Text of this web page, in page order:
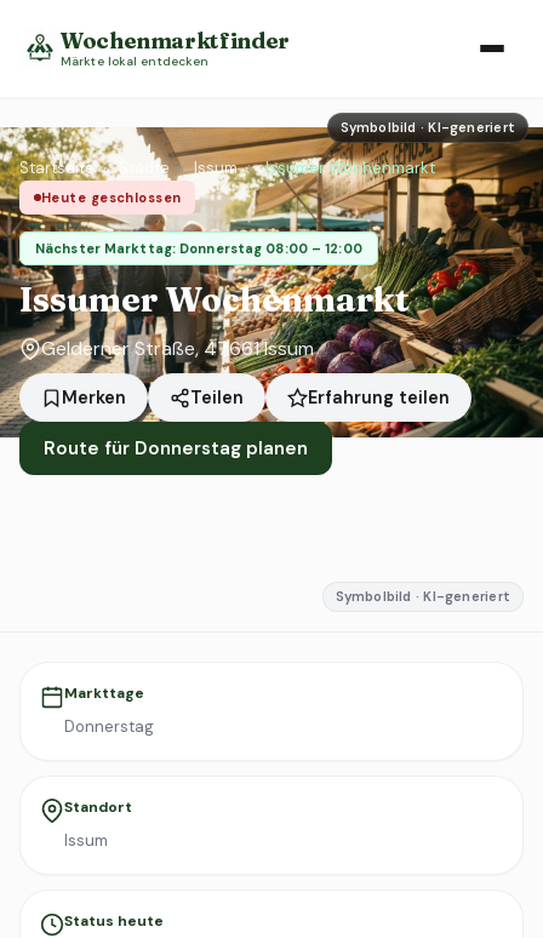
Wochenmarktfinder
Märkte lokal entdecken
Symbolbild · KI-generiert
Startseite › Städte › Issum › Issumer Wochenmarkt
Heute geschlossen
Nächster Markttag: Donnerstag 08:00 – 12:00
Issumer Wochenmarkt
Gelderner Straße, 47661 Issum
Merken Teilen Erfahrung teilen
Route für Donnerstag planen
Symbolbild · KI-generiert
Markttage
Donnerstag
Standort
Issum
Status heute